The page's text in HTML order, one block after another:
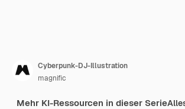
Cyberpunk-DJ-Illustration
magnific
Mehr KI-Ressourcen in dieser Serie